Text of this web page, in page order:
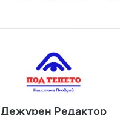
Дежурен Редактор